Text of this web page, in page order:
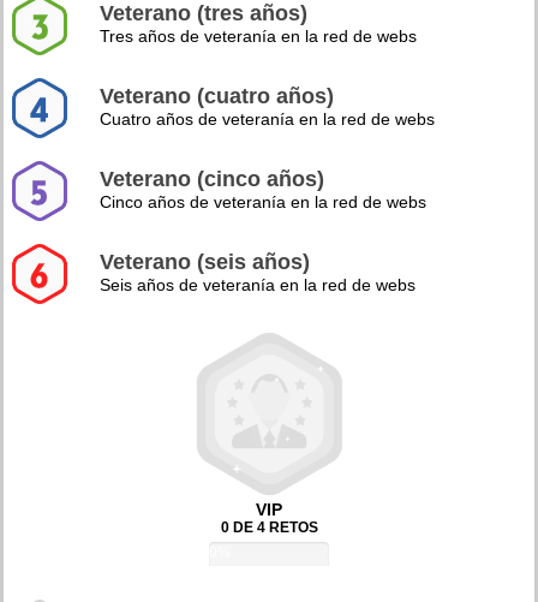
Veterano (tres años)
Tres años de veteranía en la red de webs
Veterano (cuatro años)
Cuatro años de veteranía en la red de webs
Veterano (cinco años)
Cinco años de veteranía en la red de webs
Veterano (seis años)
Seis años de veteranía en la red de webs
VIP
0 DE 4 RETOS